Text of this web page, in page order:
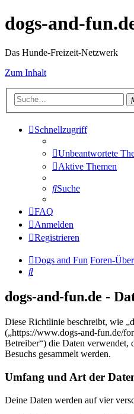
dogs-and-
Das Hunde-Freizeit-Netzwerk
Zum Inhalt
Schnellzugriff
Unbeantwortete
Aktive Themen
Suche
FAQ
Anmelden
Registrieren
Dogs and Fun Foren-
Suche
dogs-and-fun.de -
Diese Richtlinie beschreibt, wie
(„https://www.dogs-and-fun.de/
Betreiber“) die Daten verwendet,
Besuchs gesammelt werden.
Umfang und Art der
Deine Daten werden auf vier